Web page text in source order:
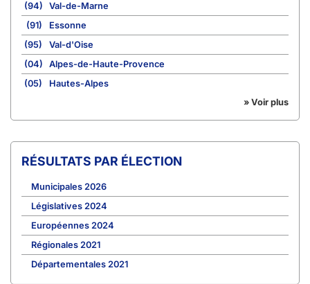
(94)
Val-de-Marne
(91)
Essonne
(95)
Val-d'Oise
(04)
Alpes-de-Haute-Provence
(05)
Hautes-Alpes
» Voir plus
RÉSULTATS PAR ÉLECTION
Municipales 2026
Législatives 2024
Européennes 2024
Régionales 2021
Départementales 2021